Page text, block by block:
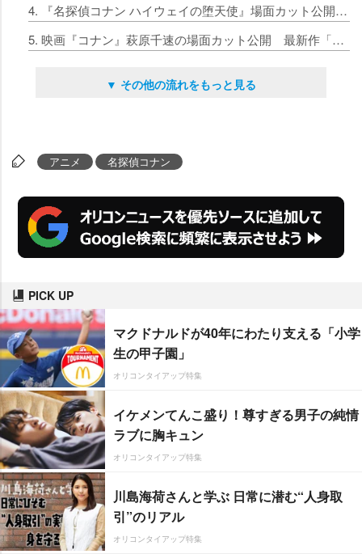
4. 『名探偵コナン ハイウェイの堕天使』場面カット公開 コナン君や萩原千速ら続々
5. 映画『コナン』萩原千速の場面カット公開 最新作「ハイウェイの堕天使」中心人物
▼ その他の流れをもっと見る
アニメ 名探偵コナン
PICK UP
マクドナルドが40年にわたり支える「小学
生の甲子園」
オリコンタイアップ特集
イケメンてんこ盛り！尊すぎる男子の純情
ラブに胸キュン
オリコンタイアップ特集
川島海荷さんと学ぶ 日常に潜む“人身取
引”のリアル
オリコンタイアップ特集